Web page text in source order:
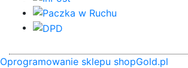
Oprogramowanie sklepu shopGold.pl